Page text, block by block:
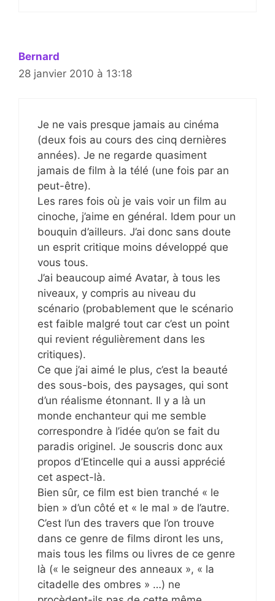
Bernard
28 janvier 2010 à 13:18
Je ne vais presque jamais au cinéma
(deux fois au cours des cinq dernières
années). Je ne regarde quasiment
jamais de film à la télé (une fois par an
peut-être).
Les rares fois où je vais voir un film au
cinoche, j’aime en général. Idem pour un
bouquin d’ailleurs. J’ai donc sans doute
un esprit critique moins développé que
vous tous.
J’ai beaucoup aimé Avatar, à tous les
niveaux, y compris au niveau du
scénario (probablement que le scénario
est faible malgré tout car c’est un point
qui revient régulièrement dans les
critiques).
Ce que j’ai aimé le plus, c’est la beauté
des sous-bois, des paysages, qui sont
d’un réalisme étonnant. Il y a là un
monde enchanteur qui me semble
correspondre à l’idée qu’on se fait du
paradis originel. Je souscris donc aux
propos d’Etincelle qui a aussi apprécié
cet aspect-là.
Bien sûr, ce film est bien tranché « le
bien » d’un côté et « le mal » de l’autre.
C’est l’un des travers que l’on trouve
dans ce genre de films diront les uns,
mais tous les films ou livres de ce genre
là (« le seigneur des anneaux », « la
citadelle des ombres » …) ne